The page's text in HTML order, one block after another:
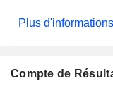
Amérique du
traitement des
photographique
Plus
Compte de